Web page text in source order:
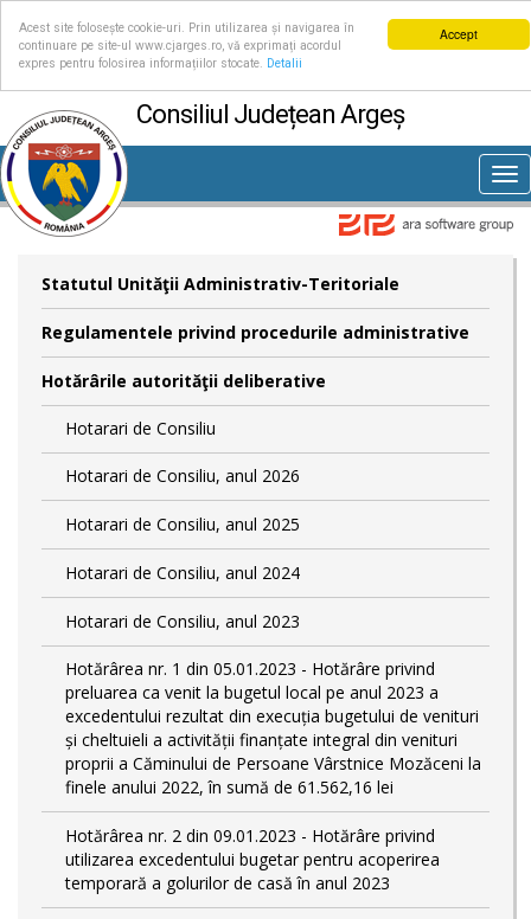
Accept
Acest site folosește cookie-uri. Prin utilizarea și navigarea în
continuare pe site-ul www.cjarges.ro, vă exprimați acordul
expres pentru folosirea informațiilor stocate.
Detalii
Consiliul Județean Argeș
Statutul Unităţii Administrativ-Teritoriale
Regulamentele privind procedurile administrative
Hotărârile autorităţii deliberative
Hotarari de Consiliu
Hotarari de Consiliu, anul 2026
Hotarari de Consiliu, anul 2025
Hotarari de Consiliu, anul 2024
Hotarari de Consiliu, anul 2023
Hotărârea nr. 1 din 05.01.2023 - Hotărâre privind
preluarea ca venit la bugetul local pe anul 2023 a
excedentului rezultat din execuția bugetului de venituri
și cheltuieli a activității finanțate integral din venituri
proprii a Căminului de Persoane Vârstnice Mozăceni la
finele anului 2022, în sumă de 61.562,16 lei
Hotărârea nr. 2 din 09.01.2023 - Hotărâre privind
utilizarea excedentului bugetar pentru acoperirea
temporară a golurilor de casă în anul 2023